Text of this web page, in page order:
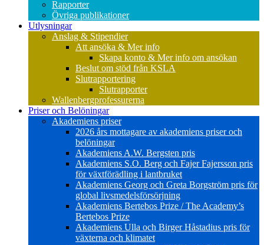
Rapporter
Övriga publikationer
Utlysningar
Anslag & Stipendier
Att ansöka & Mer info
Skapa konto & Mer info om ansökan
Beslut om stöd från KSLA
Slutrapportering
Slutrapporter
Wallenbergprofessurerna
Priser och Belöningar
Akademiens priser
2026 års mottagare av akademiens priser och
belöningar
Akademiens A.W. Bergsten pris
Akademiens S.O. Berg och Fajer Fajersson pris
för växtförädling i lantbruket
Akademiens Georg och Greta Borgström pris för
global livsmedelsförsörjning
Akademiens Bertebos Prize / The Academy’s
Bertebos Prize
Akademiens Ulla och Birger Håstadius pris för
växterna och klimatet